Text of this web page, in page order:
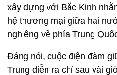
xây dựng với Bắc Kinh
hệ thương mại giữa hai
nghiêng về phía Trung
Đáng nói, cuộc điện đàm
Trung diễn ra chỉ sau vài